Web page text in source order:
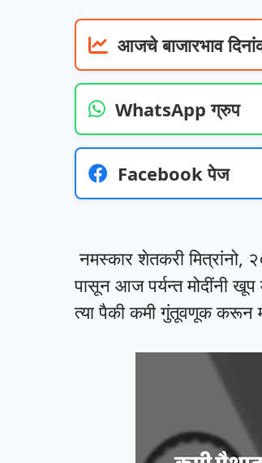
आजचे बाजारभाव
WhatsApp ग्रुप
Facebook पेज
नमस्कार शेतकरी मित्रांनो,
पासून आज पर्यन्त मोदींनी खूप
त्या पैकी कमी गुंतूवणूक करून